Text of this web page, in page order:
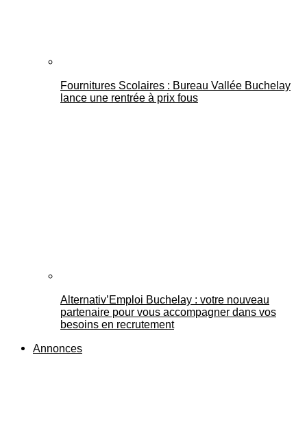
Fournitures Scolaires : Bureau Vallée Buchelay
lance une rentrée à prix fous
Alternativ’Emploi Buchelay : votre nouveau
partenaire pour vous accompagner dans vos
besoins en recrutement
Annonces